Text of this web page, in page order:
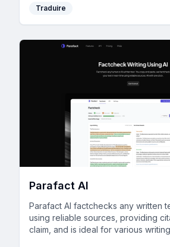
Traduire
Parafact AI
Parafact AI factchecks any written
using reliable sources, providing
claim, and is ideal for various